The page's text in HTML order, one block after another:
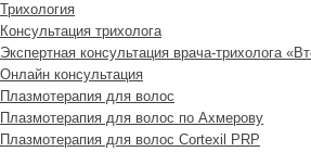
Трихология
Консультация трихолога
Экспертная консультация врача-трихолога
Онлайн консультация
Плазмотерапия для волос
Плазмотерапия для волос по Ахмерову
Плазмотерапия для волос Cortexil PRP